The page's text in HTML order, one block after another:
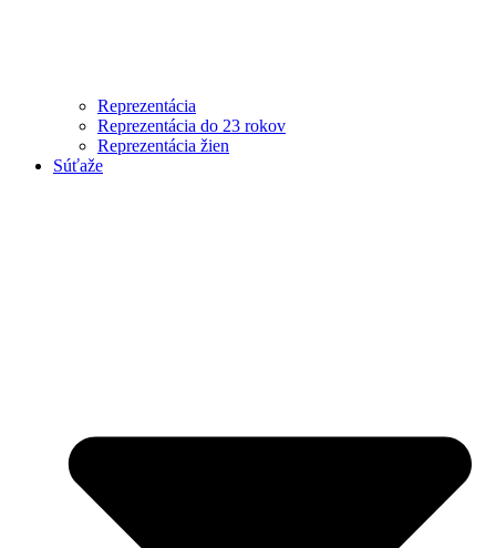
Reprezentácia
Reprezentácia do 23 rokov
Reprezentácia žien
Súťaže